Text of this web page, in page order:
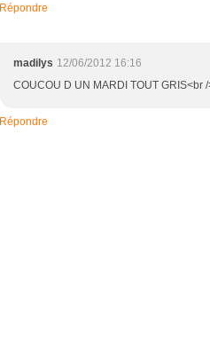
Répondre
madilys 12/06/2012 16:16
COUCOU D UN MARDI TOUT GRIS<br /
Répondre